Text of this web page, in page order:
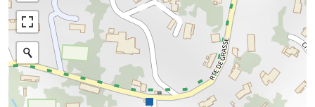
Plan IGN
Photographies aériennes